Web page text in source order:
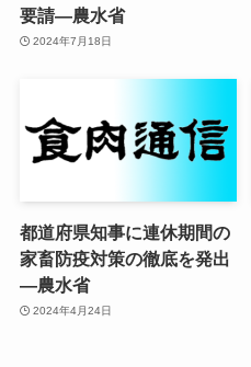
要請—農水省
2024年7月18日
都道府県知事に連休期間の
家畜防疫対策の徹底を発出
—農水省
2024年4月24日